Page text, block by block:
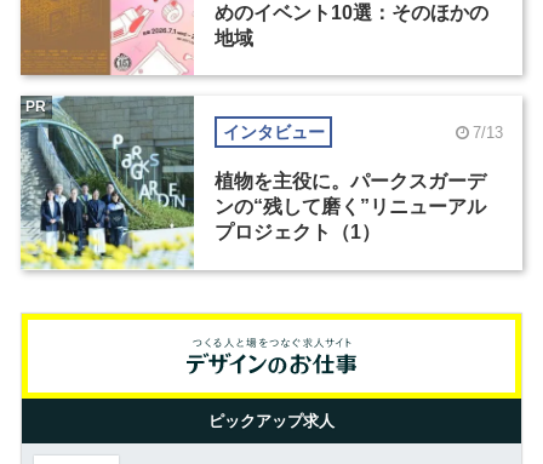
めのイベント10選：そのほかの
地域
インタビュー 7/13
植物を主役に。パークスガーデ
ンの“残して磨く”リニューアル
プロジェクト（1）
PR
ピックアップ求人